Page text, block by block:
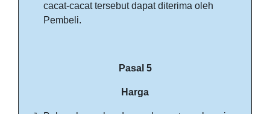
cacat-cacat tersebut dapat diterima oleh
Pembeli.
Pasal 5
Harga